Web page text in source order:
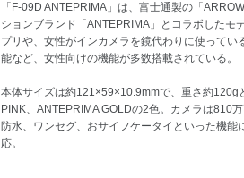
「F-09D ANTEPRIMA」は、富士通製の「
ションブランド「ANTEPRIMA」とコラボしたモ
プリや、女性がインカメラを鏡代わりに使って
能など、女性向けの機能が多数搭載されている。
本体サイズは約121×59×10.9mmで、重さ約120g
PINK、ANTEPRIMA GOLDの2色。カメラは810
防水、ワンセグ、おサイフケータイといった機
応。